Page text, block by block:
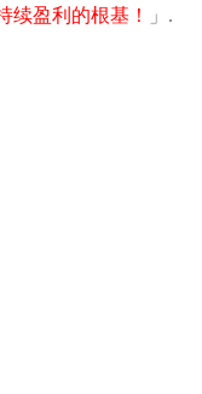
盈利的根基！ 」.